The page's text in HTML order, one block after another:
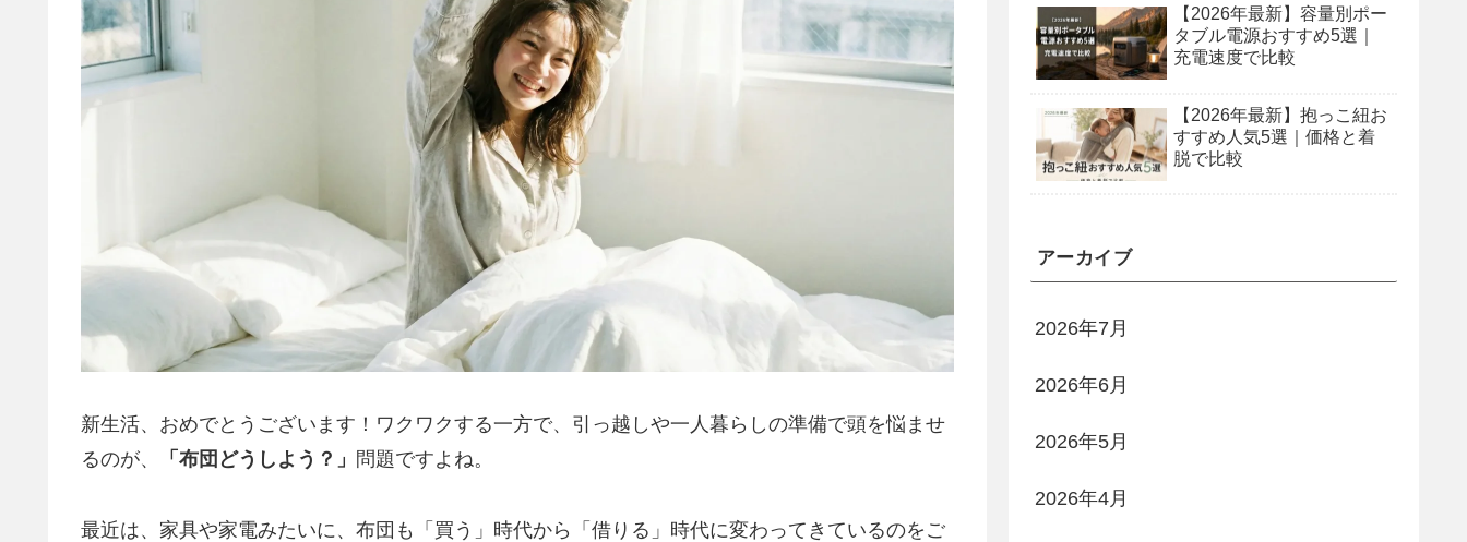
新生活、おめでとうございます！ワクワクする一方で、引っ越しや一人暮らしの準備で頭を悩ませ
るのが、
「布団どうしよう？」 問題ですよね。
最近は、家具や家電みたいに、布団も「買う」時代から「借りる」時代に変わってきているのをご
【2026年最新】容量別ポー
タブル電源おすすめ5選｜
充電速度で比較
【2026年最新】抱っこ紐お
すすめ人気5選｜価格と着
脱で比較
アーカイブ
2026年7月
2026年6月
2026年5月
2026年4月